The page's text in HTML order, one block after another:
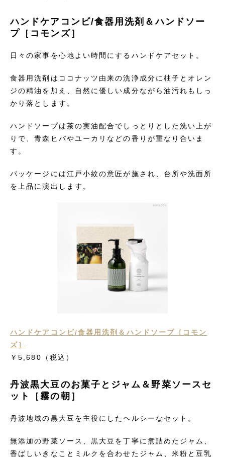
ハンドケアコンビ/食器用洗剤＆ハンドソー
プ［コモンズ］
日々の家事を心地よい時間にするハンドケアセット。
食器用洗剤はココナッツ由来の洗浄成分に柚子とオレン
ジの精油を加え、自然に優しい成分ながら油汚れもしっ
かり落とします。
ハンドソープは茶の実油配合でしっとりとした洗い上が
りで、青森ヒバやユーカリなどの香りが重なり合いま
す。
パッケージには江戸小紋の意匠が施され、台所や洗面所
を上品に演出します。
ハンドケアコンビ/食器用洗剤＆ハンドソープ［コモン
ズ］
￥5,680
（税込）
丹波黒大豆のお菓子とジャム＆野菜ソースセ
ット［霧の朝］
丹波地域の黒大豆を主役にしたヘルシーなセット。
無添加の野菜ソース、黒大豆を丁寧に煮詰めたジャム、
香ばしいきなことミルクを合わせたジャム、米粉と豆乳